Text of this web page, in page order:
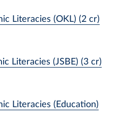
Literacies (OKL) (2 cr)
Literacies (JSBE) (3 cr)
Literacies (Education)